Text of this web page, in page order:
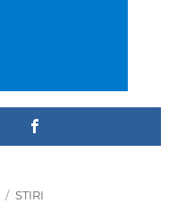
Categories
STIRI